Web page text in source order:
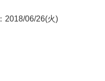
：2018/06/26(火)